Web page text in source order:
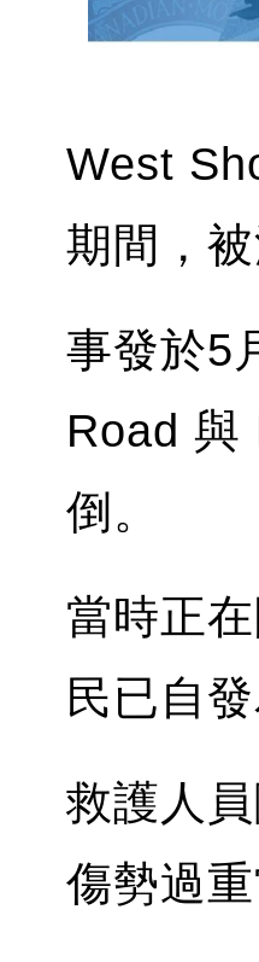
West
期間，
事發於5
Road 與
倒。
當時正
民已自
救護人
傷勢過重